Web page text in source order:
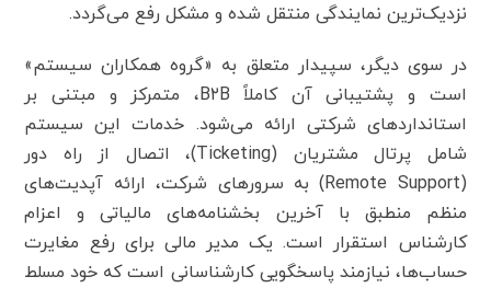
نزدیک‌ترین نمایندگی منتقل شده و مشکل رفع می‌گردد.
در سوی دیگر، سپیدار متعلق به «گروه همکاران سیستم»
است و پشتیبانی آن کاملاً B۲B، متمرکز و مبتنی بر
استانداردهای شرکتی ارائه می‌شود. خدمات این سیستم
شامل پرتال مشتریان (Ticketing)، اتصال از راه دور
(
Remote Support) به سرورهای شرکت، ارائه آپدیت‌های
منظم منطبق با آخرین بخشنامه‌های مالیاتی و اعزام
کارشناس استقرار است. یک مدیر مالی برای رفع مغایرت
حساب‌ها، نیازمند پاسخگویی کارشناسانی است که خود مسلط